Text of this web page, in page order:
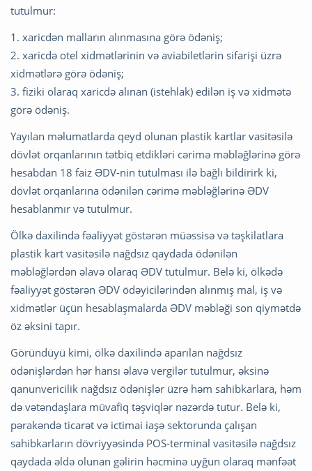
tutulmur:
1. xaricdən malların alınmasına görə ödəniş;
2. xaricdə otel xidmətlərinin və aviabiletlərin sifarişi üzrə
xidmətlərə görə ödəniş;
3. fiziki olaraq xaricdə alınan (istehlak) edilən iş və xidmətə
görə ödəniş.
Yayılan məlumatlarda qeyd olunan plastik kartlar vasitəsilə
dövlət orqanlarının tətbiq etdikləri cərimə məbləğlərinə görə
hesabdan 18 faiz ƏDV-nin tutulması ilə bağlı bildirirk ki,
dövlət orqanlarına ödənilən cərimə məbləğlərinə ƏDV
hesablanmır və tutulmur.
Ölkə daxilində fəaliyyət göstərən müəssisə və təşkilatlara
plastik kart vasitəsilə nağdsız qaydada ödənilən
məbləğlərdən əlavə olaraq ƏDV tutulmur. Belə ki, ölkədə
fəaliyyət göstərən ƏDV ödəyicilərindən alınmış mal, iş və
xidmətlər üçün hesablaşmalarda ƏDV məbləği son qiymətdə
öz əksini tapır.
Göründüyü kimi, ölkə daxilində aparılan nağdsız
ödənişlərdən hər hansı əlavə vergilər tutulmur, əksinə
qanunvericilik nağdsız ödənişlər üzrə həm sahibkarlara, həm
də vətəndaşlara müvafiq təşviqlər nəzərdə tutur. Belə ki,
pərakəndə ticarət və ictimai iaşə sektorunda çalışan
sahibkarların dövriyyəsində POS-terminal vasitəsilə nağdsız
qaydada əldə olunan gəlirin həcminə uyğun olaraq mənfəət